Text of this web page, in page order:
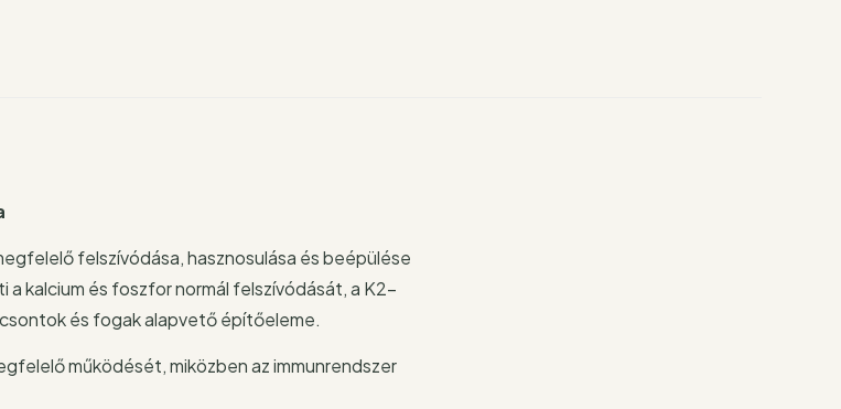
felszívódása, hasznosulása és beépülése
kalcium és foszfor normál felszívódását, a K2-
és fogak alapvető építőeleme.
működését, miközben az immunrendszer